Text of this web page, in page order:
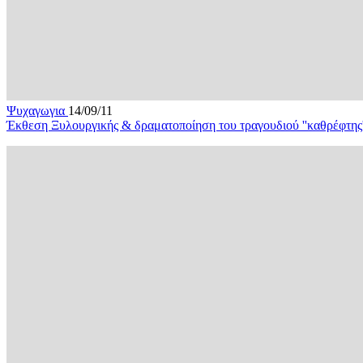
Ψυχαγωγια 14/09/11
Έκθεση Ξυλουργικής & δραματοποίηση του τραγουδιού